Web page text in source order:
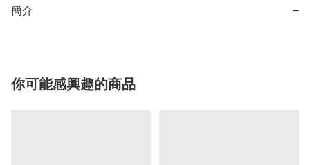
簡介 −
你可能感興趣的商品